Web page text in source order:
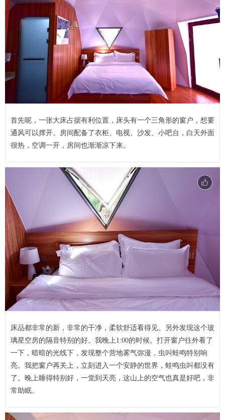
首先呢，一张大床占据有利位置，床头有一个三角形的窗户，想要
通风可以撑开。房间配备了衣柜、电视、沙发、小吧台，白天外面
很热，空调一开，房间也渐渐凉下来。
床品都非常的新，非常的干净，柔软舒适看得见。另外发现这个玻
璃星空房的隔音特别的好。我晚上1:00的时候。打开窗户往外看了
一下，暗暗的光线下，发现整个营地雾气弥漫，虫叫蛙鸣特别响
亮。我把窗户再关上，立刻进入一个安静的世界，蛙鸣虫叫都没有
了。晚上睡得特别好，一觉到天亮，这山上的空气也真是好吧，非
常助眠。